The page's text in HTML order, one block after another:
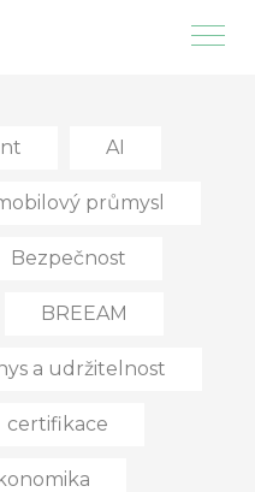
AI
průmysl
Bezpečnost
BREEAM
a udržitelnost
certifikace